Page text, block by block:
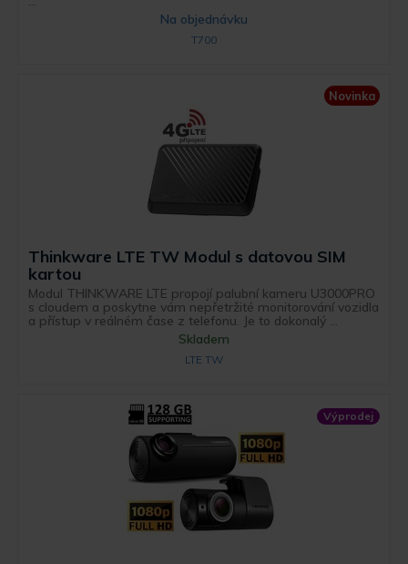
Na objednávku
T700
Novinka
Thinkware LTE TW Modul s datovou SIM
kartou
Modul THINKWARE LTE propojí palubní kameru U3000PRO
s cloudem a poskytne vám nepřetržité monitorování vozidla
a přístup v reálném čase z telefonu. Je to dokonalý ...
Skladem
LTE TW
Výprodej